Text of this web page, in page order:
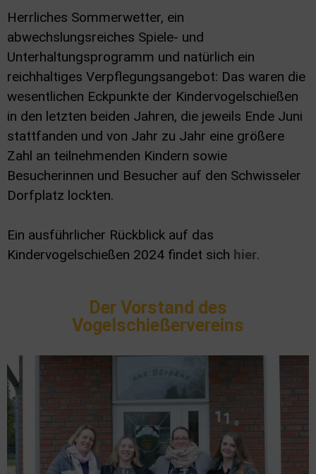
Herrliches Sommerwetter, ein
abwechslungsreiches Spiele- und
Unterhaltungsprogramm und natürlich ein
reichhaltiges Verpflegungsangebot: Das waren die
wesentlichen Eckpunkte der Kindervogelschießen
in den letzten beiden Jahren, die jeweils Ende Juni
stattfanden und von Jahr zu Jahr eine größere
Zahl an teilnehmenden Kindern sowie
Besucherinnen und Besucher auf den Schwisseler
Dorfplatz lockten.
Ein ausführlicher Rückblick auf das
Kindervogelschießen 2024 findet sich hier.
Der Vorstand des
Vogelschießervereins